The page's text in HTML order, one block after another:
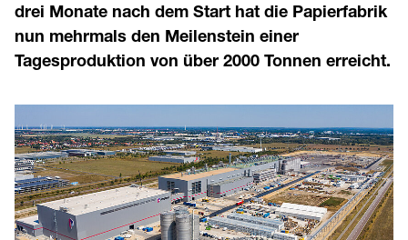
drei Monate nach dem Start hat die Papierfabrik
nun mehrmals den Meilenstein einer
Tagesproduktion von über 2000 Tonnen erreicht.